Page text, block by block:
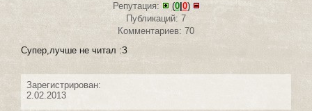
Репутация:
(0| 0)
Публикаций: 7
Комментариев: 70
Супер,лучше не читал :З
Зарегистрирован:
2.02.2013